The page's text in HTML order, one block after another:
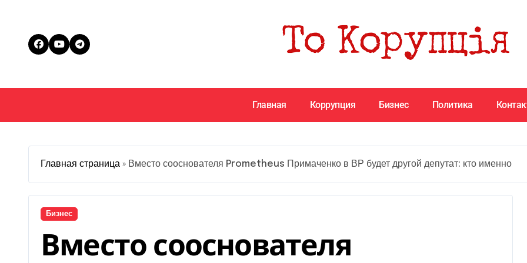
Главная Коррупция Бизнес Политика
Главная страница » Вместо сооснователя Prometheus Примаченко в ВР будет другой депутат: кто именно
Бизнес
Вместо сооснователя